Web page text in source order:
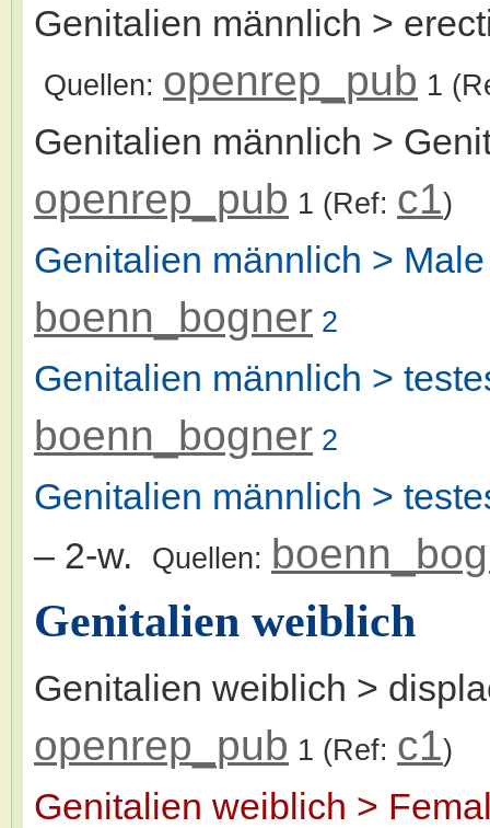
Genitalien männlich >
Quellen: openrep_pub 1
Genitalien männlich >
openrep_pub 1 (Ref: c1)
Genitalien männlich >
boenn_bogner 2
Genitalien männlich >
boenn_bogner 2
Genitalien männlich >
– 2-w.
Quellen:
Genitalien weiblich
Genitalien weiblich >
openrep_pub 1 (Ref: c1)
Genitalien weiblich >